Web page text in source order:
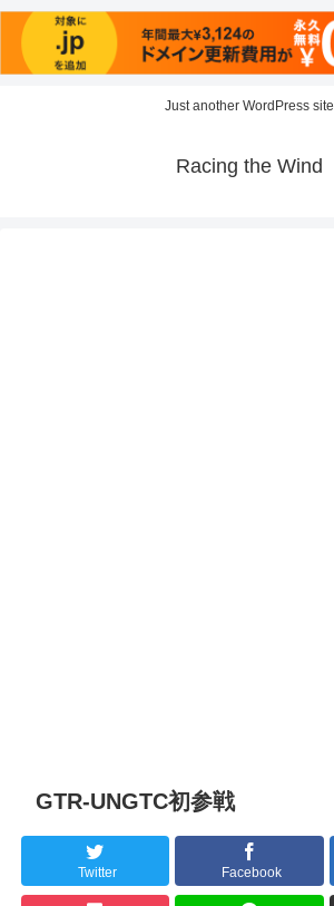
Just another WordPress site
Racing the Wind
GTR-UNGTC初参戦
Twitter Facebook